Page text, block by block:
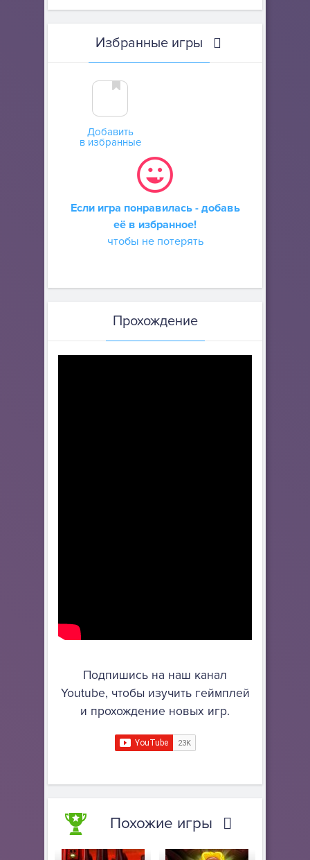
Избранные игры
Добавить
в избранные
Если игра понравилась - добавь
её в избранное!
чтобы не потерять
Прохождение
Подпишись на наш канал
Youtube, чтобы изучить геймплей
и прохождение новых игр.
Похожие игры